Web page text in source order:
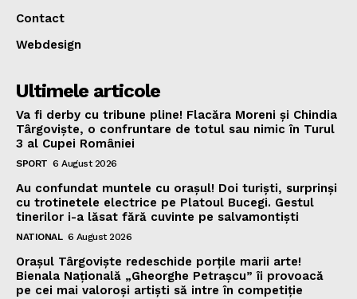
Contact
Webdesign
Ultimele articole
Va fi derby cu tribune pline! Flacăra Moreni și Chindia
Târgoviște, o confruntare de totul sau nimic în Turul
3 al Cupei României
SPORT 6 August 2026
Au confundat muntele cu orașul! Doi turiști, surprinși
cu trotinetele electrice pe Platoul Bucegi. Gestul
tinerilor i-a lăsat fără cuvinte pe salvamontiști
NATIONAL 6 August 2026
Orașul Târgoviște redeschide porțile marii arte!
Bienala Națională „Gheorghe Petrașcu” îi provoacă
pe cei mai valoroși artiști să intre în competiție